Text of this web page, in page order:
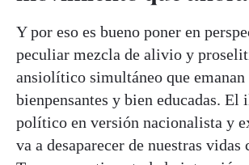
Y por eso es bueno poner en
peculiar mezcla de alivio y
ansiolítico simultáneo que emanan
bienpensantes y bien educadas.
político en versión nacionalista y
va a desaparecer de nuestras vidas